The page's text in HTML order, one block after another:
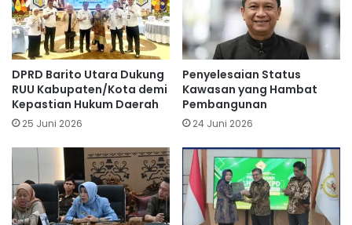
DPRD Barito Utara Dukung
RUU Kabupaten/Kota demi
Kepastian Hukum Daerah
25 Juni 2026
Penyelesaian Status
Kawasan yang Hambat
Pembangunan
24 Juni 2026